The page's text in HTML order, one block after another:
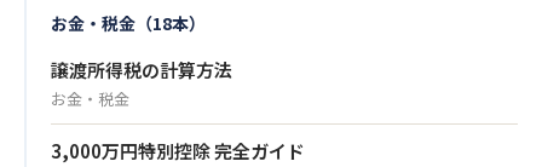
お金・税金（18本）
譲渡所得税の計算方法
お金・税金
3,000万円特別控除 完全ガイド